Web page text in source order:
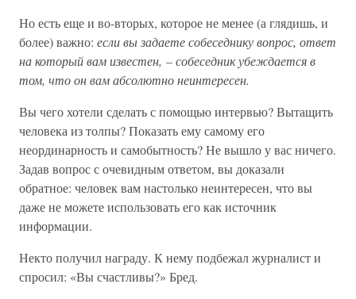
Но есть еще и во-вторых, которое не менее (а глядишь, и
более) важно: если вы задаете собеседнику вопрос, ответ
на который вам известен, – собеседник убеждается в
том, что он вам абсолютно неинтересен.
Вы чего хотели сделать с помощью интервью? Вытащить
человека из толпы? Показать ему самому его
неординарность и самобытность? Не вышло у вас ничего.
Задав вопрос с очевидным ответом, вы доказали
обратное: человек вам настолько неинтересен, что вы
даже не можете использовать его как источник
информации.
Некто получил награду. К нему подбежал журналист и
спросил: «Вы счастливы?» Бред.